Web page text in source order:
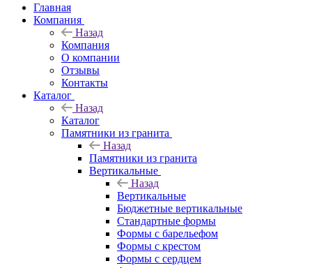
Главная
Компания
Назад
Компания
О компании
Отзывы
Контакты
Каталог
Назад
Каталог
Памятники из гранита
Назад
Памятники из гранита
Вертикальные
Назад
Вертикальные
Бюджетные вертикальные
Стандартные формы
Формы с барельефом
Формы с крестом
Формы с сердцем